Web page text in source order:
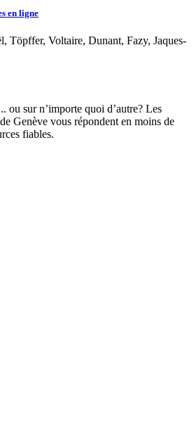
en ligne
Töpffer, Voltaire, Dunant, Fazy, Jaques-
ou sur n’importe quoi d’autre? Les
Genève vous répondent en moins de
fiables.